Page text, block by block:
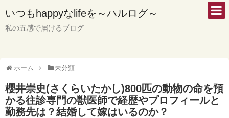
いつもhappyなlifeを～ハルログ～
私の五感で届けるブログ
ホーム 未分類
櫻井崇史(さくらいたかし)800匹の動物の命を預
かる往診専門の獣医師で経歴やプロフィールと
勤務先は？結婚して嫁はいるのか？